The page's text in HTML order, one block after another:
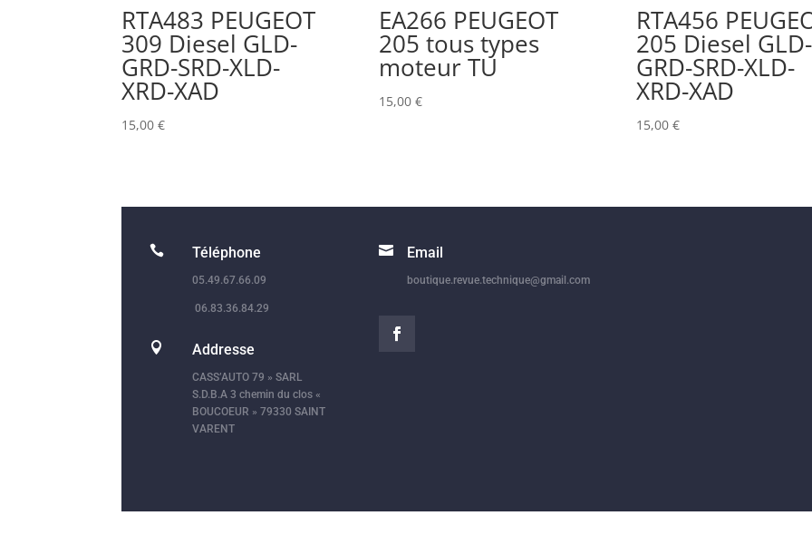
RTA483 PEUGEOT
309 Diesel GLD-
GRD-SRD-XLD-
XRD-XAD
15,00€
EA266 PEUGEOT
205 tous types
moteur TU
15,00 €
RTA456
205 Diesel GLD-
GRD-SRD-XLD-
XRD-XAD
15,00 €
 Téléphone
05.49.67.66.09
06.83.36.84.29
 Addresse
CASS’AUTO 79 » SARL
S.D.B.A 3 chemin du clos «
BOUCOEUR » 79330 SAINT
VARENT
 Email
boutique.revue.technique@gmail.com